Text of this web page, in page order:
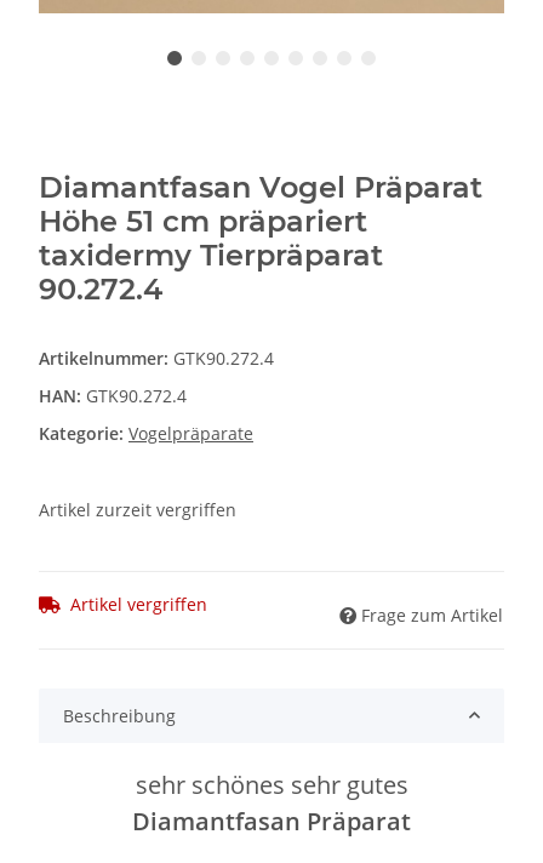
Diamantfasan Vogel Präparat
Höhe 51 cm präpariert
taxidermy Tierpräparat
90.272.4
Artikelnummer: GTK90.272.4
HAN: GTK90.272.4
Kategorie: Vogelpräparate
Artikel zurzeit vergriffen
Artikel vergriffen Frage zum Artikel
Beschreibung
sehr schönes sehr gutes
Diamantfasan Präparat